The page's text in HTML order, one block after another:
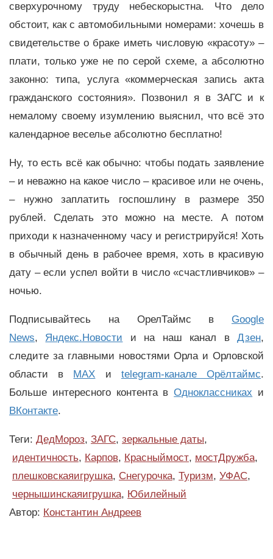
сверхурочному труду небескорыстна. Что дело
обстоит, как с автомобильными номерами: хочешь в
свидетельстве о браке иметь числовую «красоту» –
плати, только уже не по серой схеме, а абсолютно
законно: типа, услуга «коммерческая запись акта
гражданского состояния». Позвонил я в ЗАГС и к
немалому своему изумлению выяснил, что всё это
календарное веселье абсолютно бесплатно!
Ну, то есть всё как обычно: чтобы подать заявление
– и неважно на какое число – красивое или не очень,
– нужно заплатить госпошлину в размере 350
рублей. Сделать это можно на месте. А потом
приходи к назначенному часу и регистрируйся! Хоть
в обычный день в рабочее время, хоть в красивую
дату – если успел войти в число «счастливчиков» –
ночью.
Подписывайтесь на ОрелТаймс в Google
News, Яндекс.Новости и на наш канал вДзен,
следите за главными новостями Орла и Орловской
области в MAX и telegram-канале Орёлтаймс.
Больше интересного контента вОдноклассниках и
ВКонтакте.
Теги: ДедМороз, ЗАГС, зеркальные даты,
идентичность, Карпов, Красныймост, мостДружба,
плешковскаяигрушка, Снегурочка, Туризм, УФАС,
чернышинскаяигрушка, Юбилейный
Автор: Константин Андреев